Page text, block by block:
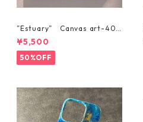
”Estuary” Canvas art-40x
32
¥5,500
50%OFF